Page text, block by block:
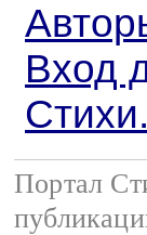
Вход
Портал